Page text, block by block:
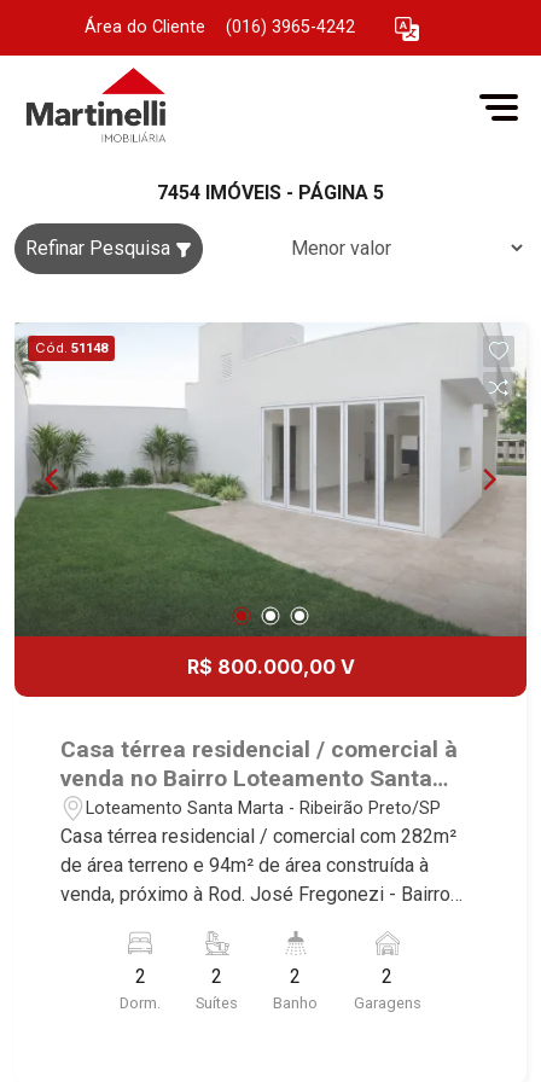
Área do Cliente (016) 3965-4242
7454 IMÓVEIS - PÁGINA 5
Refinar Pesquisa
Cód. 51148
R$ 800.000,00 V
Casa térrea residencial / comercial à
venda no Bairro Loteamento Santa
Marta, próximo à Rod. José Fregonezi
- Ribeirão Preto/SP.
Loteamento Santa Marta - Ribeirão Preto/SP
Casa térrea residencial / comercial com 282m²
de área terreno e 94m² de área construída à
venda, próximo à Rod. José Fregonezi - Bairro
Conheça as características deste imóvel que a
Martinelli Imobiliária selecionou para você: -
282m² de área terreno e 94m² de área construída
2
Dorm.
2
Suítes
2
Banho
2
Garagens